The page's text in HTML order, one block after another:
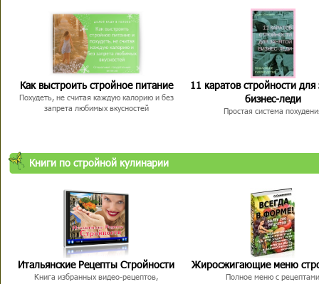
Как выстроить стройное питание
Похудеть, не считая каждую калорию и без
запрета любимых вкусностей
11 каратов стройности для
бизнес-леди
Простая система
Книги по стройной кулинарии
Итальянские Рецепты Стройности
Книга избранных видео-рецептов,
Жиросжигающие меню
Полное меню с рецептами